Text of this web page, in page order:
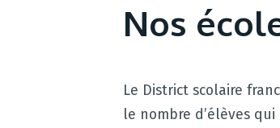
Nos
Le District scolaire
le nombre d’élèves